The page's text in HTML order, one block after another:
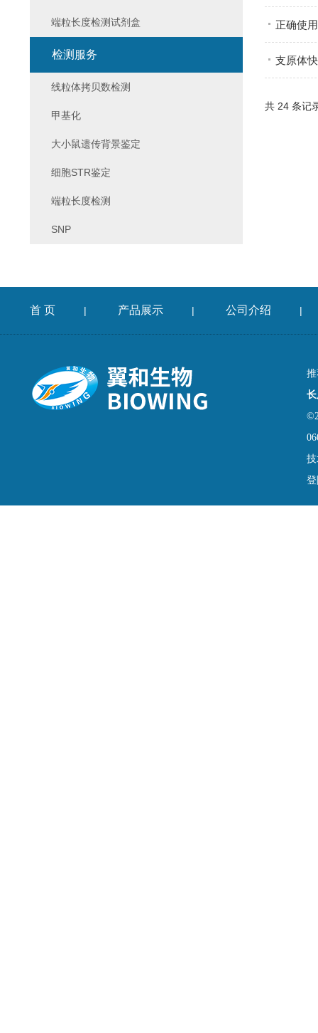
正确使
支原体
共 24 条记
端粒长度检测试剂盒
检测服务
线粒体拷贝数检测
甲基化
大小鼠遗传背景鉴定
细胞STR鉴定
端粒长度检测
SNP
首 页 | 产品展示 | 公司介绍 |